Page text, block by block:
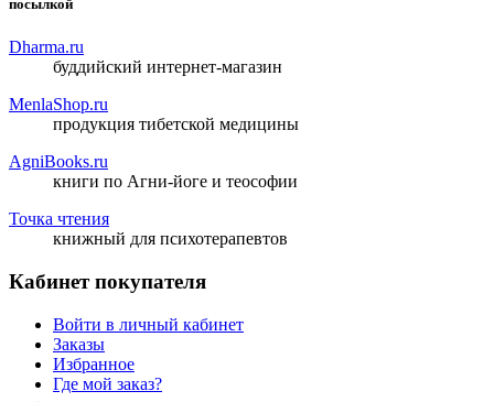
посылкой
Dharma.ru
буддийский интернет-магазин
MenlaShop.ru
продукция тибетской медицины
AgniBooks.ru
книги по Агни-йоге и теософии
Точка чтения
книжный для психотерапевтов
Кабинет покупателя
Войти в личный кабинет
Заказы
Избранное
Где мой заказ?